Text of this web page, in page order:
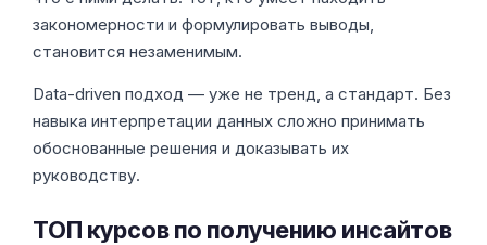
закономерности и формулировать выводы,
становится незаменимым.
Data-driven подход — уже не тренд, а стандарт. Без
навыка интерпретации данных сложно принимать
обоснованные решения и доказывать их
руководству.
ТОП курсов по получению инсайтов